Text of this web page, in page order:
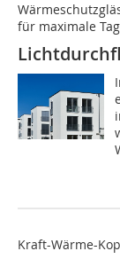
für maximale
Kraft-Wärme-